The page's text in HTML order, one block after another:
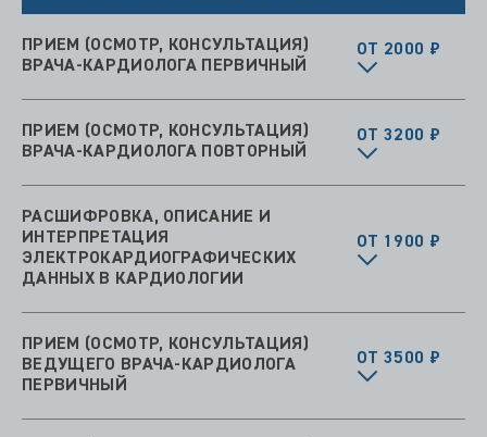
ПРИЕМ (ОСМОТР, КОНСУЛЬТАЦИЯ)
ВРАЧА-КАРДИОЛОГА ПЕРВИЧНЫЙ
ОТ 2000 ₽
ПРИЕМ (ОСМОТР, КОНСУЛЬТАЦИЯ)
ВРАЧА-КАРДИОЛОГА ПОВТОРНЫЙ
ОТ 3200 ₽
РАСШИФРОВКА, ОПИСАНИЕ И
ИНТЕРПРЕТАЦИЯ
ЭЛЕКТРОКАРДИОГРАФИЧЕСКИХ
ДАННЫХ В КАРДИОЛОГИИ
ОТ 1900 ₽
ПРИЕМ (ОСМОТР, КОНСУЛЬТАЦИЯ)
ВЕДУЩЕГО ВРАЧА-КАРДИОЛОГА
ПЕРВИЧНЫЙ
ОТ 3500 ₽